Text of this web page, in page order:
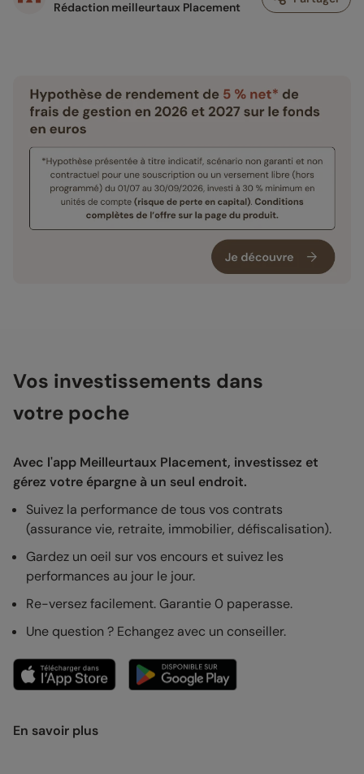
Rédaction meilleurtaux Placement
Vos investissements dans
votre poche
Avec l'app Meilleurtaux Placement, investissez et
gérez votre épargne à un seul endroit.
Suivez la performance de tous vos contrats
(assurance vie, retraite, immobilier, défiscalisation).
Gardez un oeil sur vos encours et suivez les
performances au jour le jour.
Re-versez facilement. Garantie 0 paperasse.
Une question ? Echangez avec un conseiller.
En savoir plus